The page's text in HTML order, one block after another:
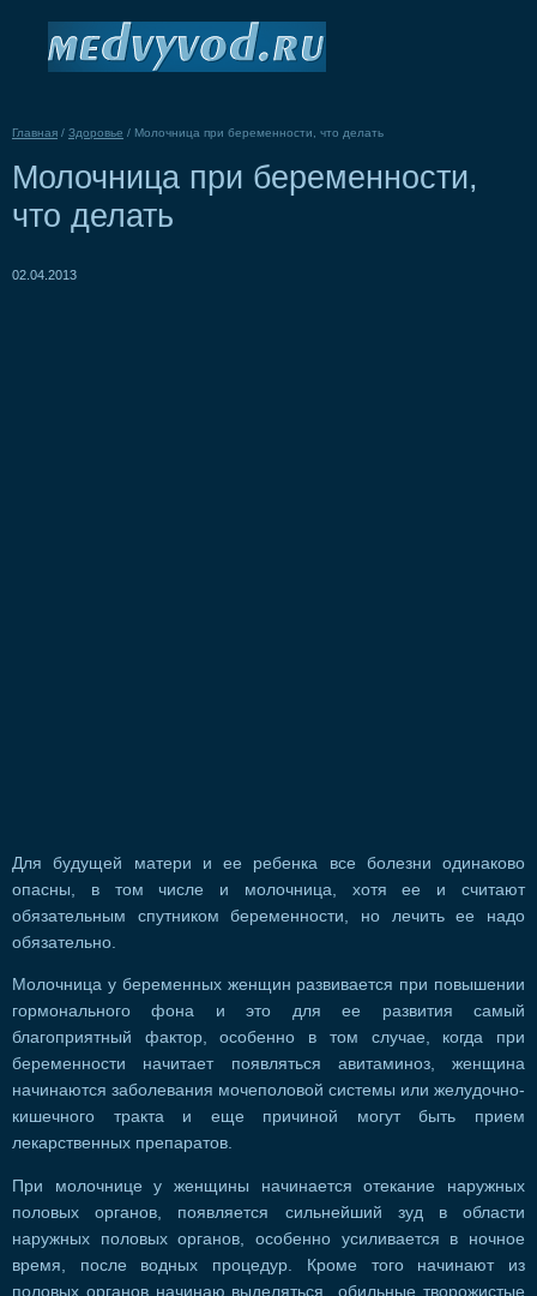
Главная / Здоровье / Молочница при беременности, что делать
Молочница при беременности,
что делать
02.04.2013
Для будущей матери и ее ребенка все болезни одинаково
опасны, в том числе и молочница, хотя ее и считают
обязательным спутником беременности, но лечить ее надо
обязательно.
Молочница у беременных женщин развивается при повышении
гормонального фона и это для ее развития самый
благоприятный фактор, особенно в том случае, когда при
беременности начитает появляться авитаминоз, женщина
начинаются заболевания мочеполовой системы или желудочно-
кишечного тракта и еще причиной могут быть прием
лекарственных препаратов.
При молочнице у женщины начинается отекание наружных
половых органов, появляется сильнейший зуд в области
наружных половых органов, особенно усиливается в ночное
время, после водных процедур. Кроме того начинают из
половых органов начинаю выделяться обильные творожистые